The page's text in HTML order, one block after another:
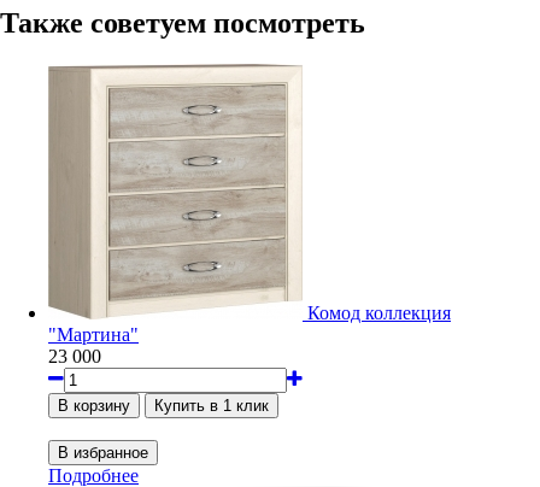
Также советуем посмотреть
Комод коллекция
"Мартина"
23 000
Подробнее